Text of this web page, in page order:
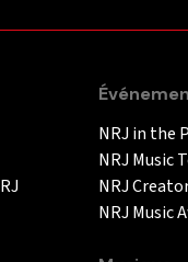
NRJ in the
NRJ Music
NRJ
NRJ Music